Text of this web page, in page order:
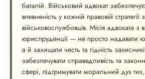
баталій. Військовий адвокат забезпечує
впевненість у кожній правовій стратегії
військовослужбовців. Місія адвоката з
юриспруденції — не просто надавати
а й захищати честь та гідність
забезпечувати справедливість та
сфері, підтримувати моральний дух тих,